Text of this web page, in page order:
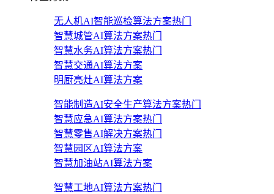
无人机AI智能巡检算法方案热门
智慧城管AI算法方案热门
智慧水务AI算法方案热门
智慧交通AI算法方案
明厨亮灶AI算法方案
智能制造AI安全生产算法方案热门
智慧应急AI算法方案热门
智慧零售AI解决方案热门
智慧园区AI算法方案
智慧加油站AI算法方案
智慧工地AI算法方案热门